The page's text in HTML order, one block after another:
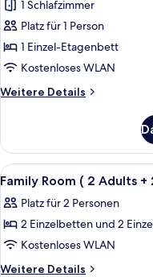
in
Schlafsaal
für
max.8 Personen
1 Schlafzimmer
Platz für 1 Person
1 Einzel-Etagenbett
Kostenloses WLAN
Weitere Details
Weitere
in
Schlafsaal
für
max.8 Personen
Alle
Fotos
für
Family
Room
(
10
Family Room ( 2 Adults +
Platz für 2 Personen
2 Einzelbetten und 2
Kostenloses WLAN
Weitere Details
Weitere